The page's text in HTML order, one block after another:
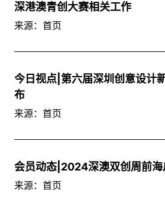
深港澳青创大赛相关工作
来源：首页
今日视点|第六届深圳创意设计
布
来源：首页
会员动态|2024深澳双创周前海
来源：首页